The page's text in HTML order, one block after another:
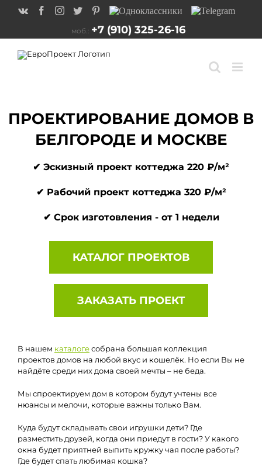
Vk Facebook
Instagram
TwitterPinterest
Одноклассники Telegram
моб.: +7 (910) 325-26-16
ПРОЕКТИРОВАНИЕ ДОМОВ В
БЕЛГОРОДЕ И МОСКВЕ
✔ Эскизный проект коттеджа 220 ₽/м²
✔ Рабочий проект коттеджа 320 ₽/м²
✔ Срок изготовления - от 1 недели
КАТАЛОГ ПРОЕКТОВ
ЗАКАЗАТЬ ПРОЕКТ
В нашем каталогесобрана большая коллекция
проектов домов на любой вкус и кошелёк. Но если Вы не
найдёте среди них дома своей мечты – не беда.
Мы спроектируем дом в котором будут учтены все
нюансы и мелочи, которые важны только Вам.
Куда будут складывать свои игрушки дети? Где
разместить друзей, когда они приедут в гости? У какого
окна будет приятней выпить кружку чая после работы?
Где будет спать любимая кошка?